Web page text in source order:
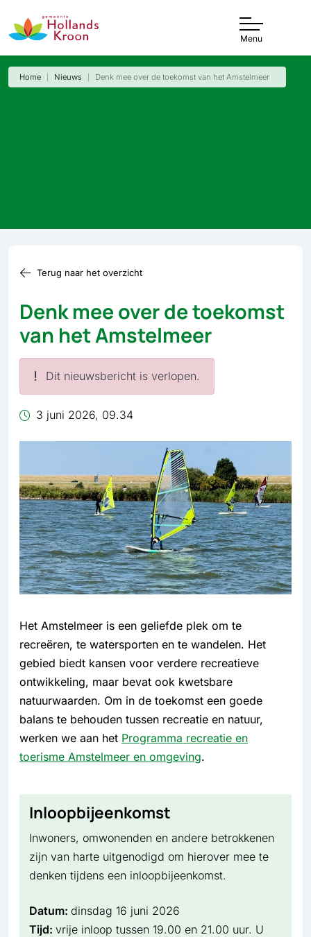
Menu
Home Nieuws Denk mee over de toekomst van het Amstelmeer
Terug naar het overzicht
Denk mee over de toekomst
van het Amstelmeer
Dit nieuwsbericht is verlopen.
3 juni 2026, 09.34
Het Amstelmeer is een geliefde plek om te
recreëren, te watersporten en te wandelen. Het
gebied biedt kansen voor verdere recreatieve
ontwikkeling, maar bevat ook kwetsbare
natuurwaarden. Om in de toekomst een goede
balans te behouden tussen recreatie en natuur,
werken we aan het Programma recreatie en
toerisme Amstelmeer en omgeving.
Inloopbijeenkomst
Inwoners, omwonenden en andere betrokkenen
zijn van harte uitgenodigd om hierover mee te
denken tijdens een inloopbijeenkomst.
Datum: dinsdag 16 juni 2026
Tijd:vrije inloop tussen 19.00 en 21.00 uur. U